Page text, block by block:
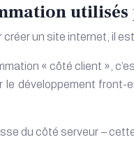
un site internet, il
« côté client »,
le développement
du côté serveur –